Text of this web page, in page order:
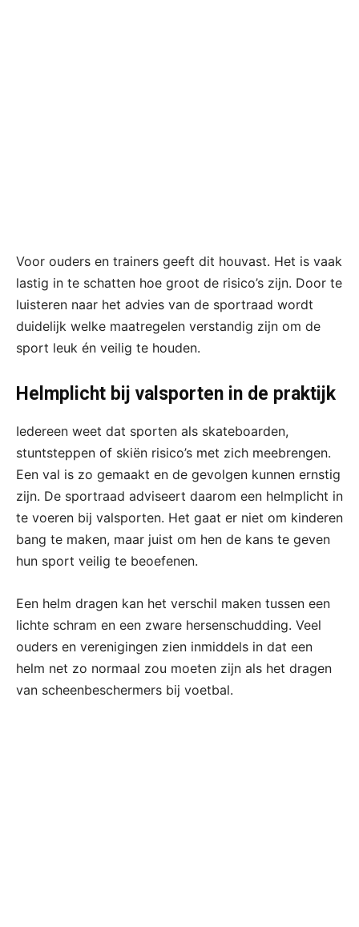
Voor ouders en trainers geeft dit houvast. Het is vaak
lastig in te schatten hoe groot de risico’s zijn. Door te
luisteren naar het advies van de sportraad wordt
duidelijk welke maatregelen verstandig zijn om de
sport leuk én veilig te houden.
Helmplicht bij valsporten in de praktijk
Iedereen weet dat sporten als skateboarden,
stuntsteppen of skiën risico’s met zich meebrengen.
Een val is zo gemaakt en de gevolgen kunnen ernstig
zijn. De sportraad adviseert daarom een helmplicht in
te voeren bij valsporten. Het gaat er niet om kinderen
bang te maken, maar juist om hen de kans te geven
hun sport veilig te beoefenen.
Een helm dragen kan het verschil maken tussen een
lichte schram en een zware hersenschudding. Veel
ouders en verenigingen zien inmiddels in dat een
helm net zo normaal zou moeten zijn als het dragen
van scheenbeschermers bij voetbal.